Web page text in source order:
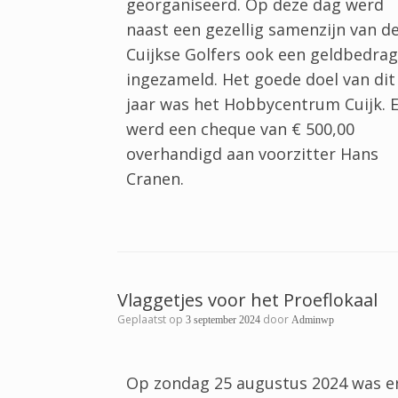
georganiseerd. Op deze dag werd
naast een gezellig samenzijn van de
Cuijkse Golfers ook een geldbedrag
ingezameld. Het goede doel van dit
jaar was het Hobbycentrum Cuijk.
werd een cheque van € 500,00
overhandigd aan voorzitter Hans
Cranen.
Vlaggetjes voor het Proeflokaal
Geplaatst op 3 september 2024 door Adminwp
Op zondag 25 augustus 2024 was